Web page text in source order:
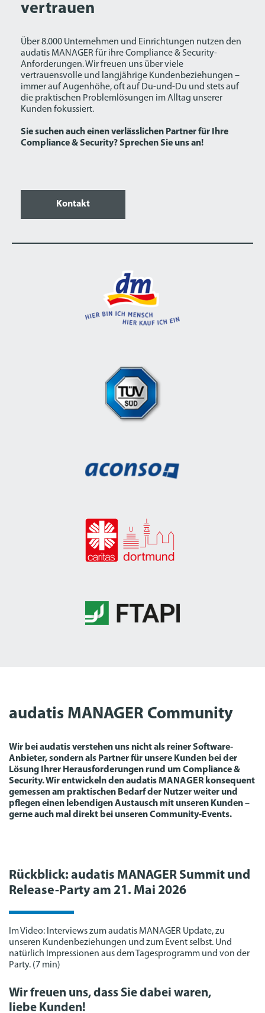
vertrauen
Über 8.000 Unternehmen und Einrichtungen nutzen den
audatis MANAGER für ihre Compliance & Security-
Anforderungen. Wir freuen uns über viele
vertrauensvolle und langjährige Kundenbeziehungen –
immer auf Augenhöhe, oft auf Du-und-Du und stets auf
die praktischen Problemlösungen im Alltag unserer
Kunden fokussiert.
Sie suchen auch einen verlässlichen Partner für Ihre
Compliance & Security? Sprechen Sie uns an!
Kontakt
audatis MANAGER Community
Wir bei audatis verstehen uns nicht als reiner Software-
Anbieter, sondern als Partner für unsere Kunden bei der
Lösung Ihrer Herausforderungen rund um Compliance &
Security. Wir entwickeln den audatis MANAGER konsequent
gemessen am praktischen Bedarf der Nutzer weiter und
pflegen einen lebendigen Austausch mit unseren Kunden –
gerne auch mal direkt bei unseren Community-Events.
Rückblick: audatis MANAGER Summit und
Release-Party am 21. Mai 2026
Im Video: Interviews zum audatis MANAGER Update, zu
unseren Kunden­beziehungen und zum Event selbst. Und
natürlich Impressionen aus dem Tagesprogramm und von der
Party. (7 min)
Wir freuen uns, dass Sie dabei waren,
liebe Kunden!